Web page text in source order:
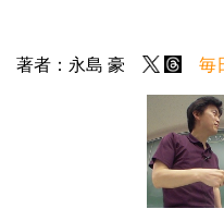
著者：永島 豪 毎